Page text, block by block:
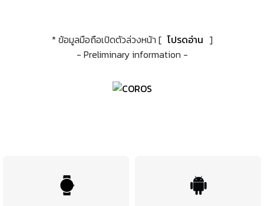
* ข้อมูลมือถือเปิดตัวล่วงหน้า [ โปรดอ่าน ]
- Preliminary information -